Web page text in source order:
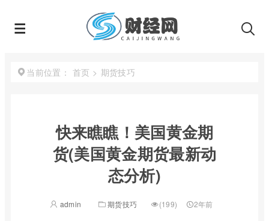
当前位置： 首页 > 期货技巧
快来瞧瞧！美国黄金期
货(美国黄金期货最新动
态分析)
admin 期货技巧 (199) 2年前